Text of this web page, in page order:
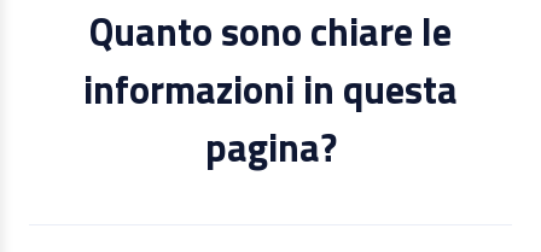
Quanto sono chiare le
informazioni in questa
pagina?